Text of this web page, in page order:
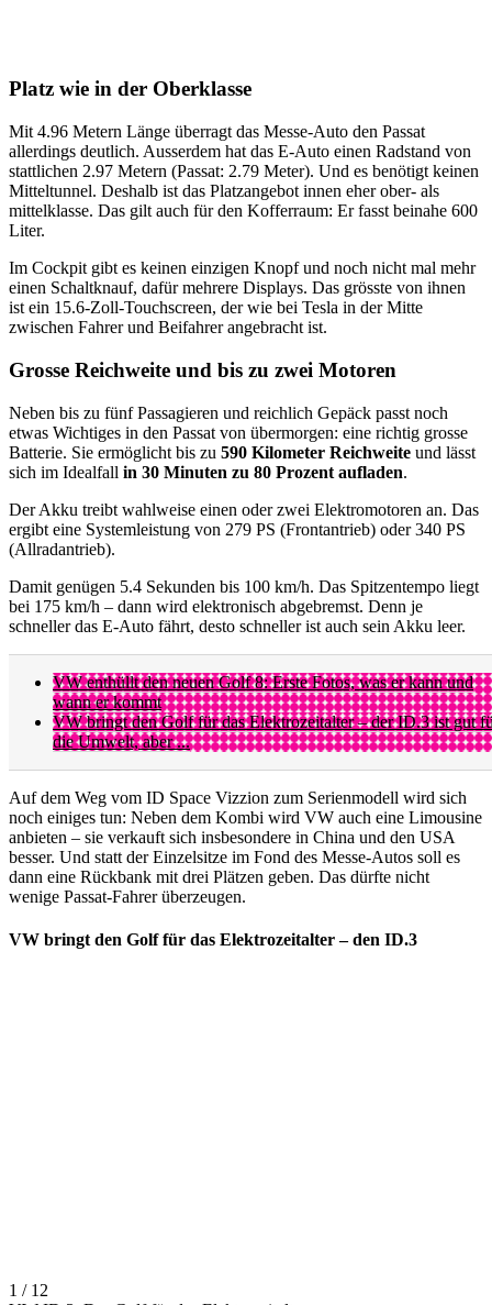
Platz wie in der Oberklasse
Mit 4.96 Metern Länge überragt das Messe-Auto den Passat
allerdings deutlich. Ausserdem hat das E-Auto einen Radstand von
stattlichen 2.97 Metern (Passat: 2.79 Meter). Und es benötigt keinen
Mitteltunnel. Deshalb ist das Platzangebot innen eher ober- als
mittelklasse. Das gilt auch für den Kofferraum: Er fasst beinahe 600
Liter.
Im Cockpit gibt es keinen einzigen Knopf und noch nicht mal mehr
einen Schaltknauf, dafür mehrere Displays. Das grösste von ihnen
ist ein 15.6-Zoll-Touchscreen, der wie bei Tesla in der Mitte
zwischen Fahrer und Beifahrer angebracht ist.
Grosse Reichweite und bis zu zwei Motoren
Neben bis zu fünf Passagieren und reichlich Gepäck passt noch
etwas Wichtiges in den Passat von übermorgen: eine richtig grosse
Batterie. Sie ermöglicht bis zu 590 Kilometer Reichweite und lässt
sich im Idealfall in 30 Minuten zu 80 Prozent aufladen.
Der Akku treibt wahlweise einen oder zwei Elektromotoren an. Das
ergibt eine Systemleistung von 279 PS (Frontantrieb) oder 340 PS
(Allradantrieb).
Damit genügen 5.4 Sekunden bis 100 km/h. Das Spitzentempo liegt
bei 175 km/h – dann wird elektronisch abgebremst. Denn je
schneller das E-Auto fährt, desto schneller ist auch sein Akku leer.
VW enthüllt den neuen Golf 8: Erste Fotos, was er kann und
wann er kommt
VW bringt den Golf für das Elektrozeitalter – der ID.3 ist gut
die Umwelt, aber ...
Auf dem Weg vom ID Space Vizzion zum Serienmodell wird sich
noch einiges tun: Neben dem Kombi wird VW auch eine Limousine
anbieten – sie verkauft sich insbesondere in China und den USA
besser. Und statt der Einzelsitze im Fond des Messe-Autos soll es
dann eine Rückbank mit drei Plätzen geben. Das dürfte nicht
wenige Passat-Fahrer überzeugen.
VW bringt den Golf für das Elektrozeitalter – den ID.3
1 / 12